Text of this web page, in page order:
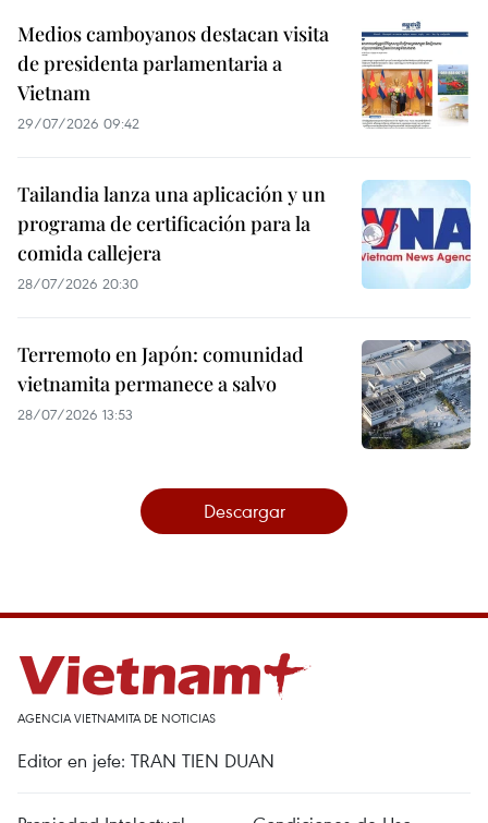
Medios camboyanos destacan visita
de presidenta parlamentaria a
Vietnam
29/07/2026 09:42
Tailandia lanza una aplicación y un
programa de certificación para la
comida callejera
28/07/2026 20:30
Terremoto en Japón: comunidad
vietnamita permanece a salvo
28/07/2026 13:53
Descargar
AGENCIA VIETNAMITA DE NOTICIAS
Editor en jefe: TRAN TIEN DUAN